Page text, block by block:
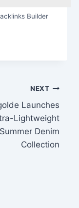
Builder
NEXT
Launches
Lightweight
Summer Denim
Collection